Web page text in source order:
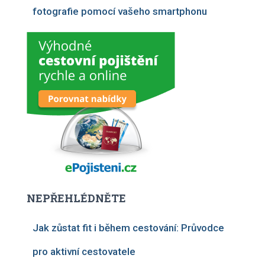
fotografie pomocí vašeho smartphonu
NEPŘEHLÉDNĚTE
Jak zůstat fit i během cestování: Průvodce
pro aktivní cestovatele